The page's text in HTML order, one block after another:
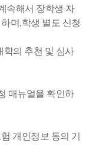
속해서 장학생 자
며,학생 별도 신청
학의 추천 및 심사
매뉴얼을 확인하
개인정보 동의 기